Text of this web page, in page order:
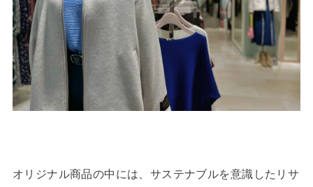
オリジナル商品の中には、サステナブルを意識したリサ